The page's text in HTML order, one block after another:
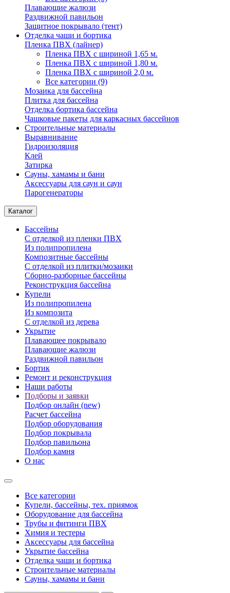
Плавающие жалюзи
Раздвижной павильон
Защитное покрывало (тент)
Отделка чаши и бортика
Пленка ПВХ (лайнер)
Пленка ПВХ с шириной 1,65 м.
Пленка ПВХ с шириной 1,80 м.
Пленка ПВХ с шириной 2,0 м.
Все категории (9)
Мозаика для бассейна
Плитка для бассейна
Отделка бортика бассейна
Чашковые пакеты для каркасных бассейнов
Строительные материалы
Выравнивание
Гидроизоляция
Клей
Затирка
Сауны, хамамы и бани
Аксессуары для саун и саун
Парогенераторы
Каталог
Бассейны
С отделкой из пленки ПВХ
Из полипропилена
Композитные бассейны
С отделкой из плитки/мозаики
Сборно-разборные бассейны
Реконструкция бассейна
Купели
Из полипропилена
Из композита
С отделкой из дерева
Укрытие
Плавающее покрывало
Плавающие жалюзи
Раздвижной павильон
Бортик
Ремонт и реконструкция
Наши работы
Подборы и заявки
Подбор онлайн (new)
Расчет бассейна
Подбор оборудования
Подбор покрывала
Подбор павильона
Подбор камня
О нас
Все категории
Купели, бассейны, тех. приямок
Оборудование для бассейна
Трубы и фитинги ПВХ
Химия и тестеры
Аксессуары для бассейна
Укрытие бассейна
Отделка чаши и бортика
Строительные материалы
Сауны, хамамы и бани